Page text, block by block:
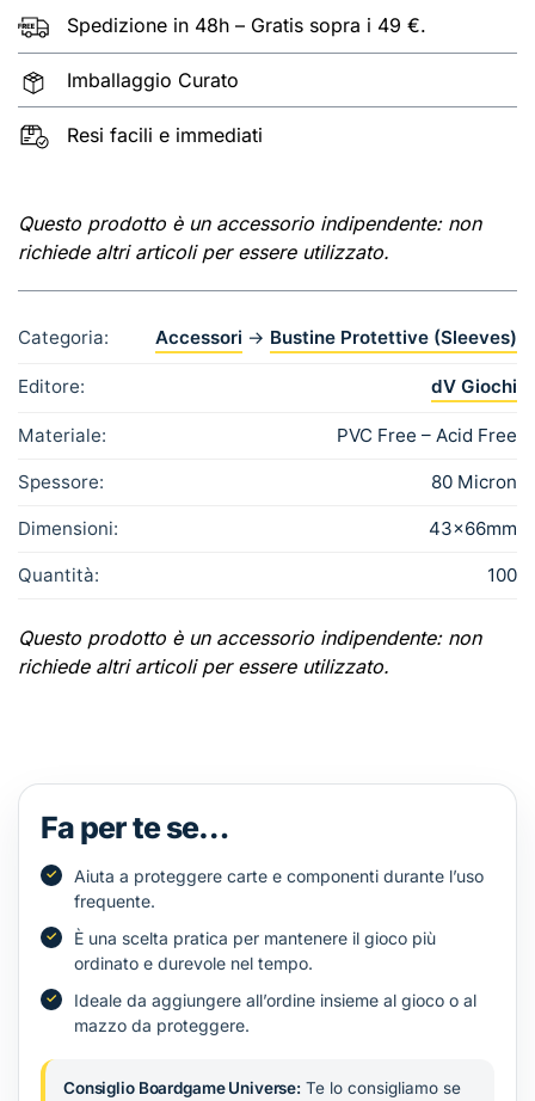
Spedizione in 48h – Gratis sopra i 49 €.
Imballaggio Curato
Resi facili e immediati
Questo prodotto è un accessorio indipendente: non
richiede altri articoli per essere utilizzato.
Categoria: Accessori → Bustine Protettive (Sleeves)
Editore: dV Giochi
Materiale: PVC Free – Acid Free
Spessore: 80 Micron
Dimensioni: 43×66mm
Quantità: 100
Questo prodotto è un accessorio indipendente: non
richiede altri articoli per essere utilizzato.
Fa per te se…
Aiuta a proteggere carte e componenti durante l’uso
frequente.
È una scelta pratica per mantenere il gioco più
ordinato e durevole nel tempo.
Ideale da aggiungere all’ordine insieme al gioco o al
mazzo da proteggere.
Consiglio Boardgame Universe: Te lo consigliamo se